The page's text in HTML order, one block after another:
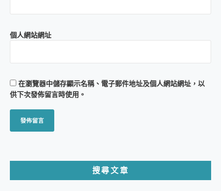
個人網站網址
在瀏覽器中儲存顯示名稱、電子郵件地址及個人網站網址，以
供下次發佈留言時使用。
搜尋文章